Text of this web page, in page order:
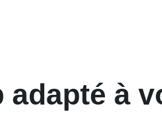
adapté à